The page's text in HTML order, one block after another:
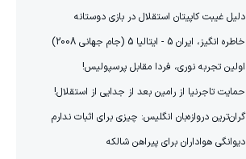
دلیل غیبت کاپیتان استقلال در بازی دوستانه
خاطره انگیز، ایران 5 - ایتالیا 5 (جام جهانی 2008)
اولین تجربه نوری، فردا مقابل پرسپولیس!
حمایت تاجرنیا از رامین بعد از جدایی از استقلال!
گران‌ترین دروازه‌بان انگلیس: چیزی برای اثبات ندارم
دیوانگی هواداران برای پیراهن شالکه